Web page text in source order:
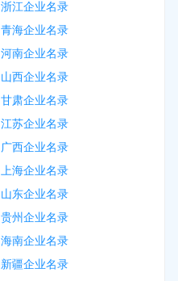
浙江企业名录
青海企业名录
河南企业名录
山西企业名录
甘肃企业名录
江苏企业名录
广西企业名录
上海企业名录
山东企业名录
贵州企业名录
海南企业名录
新疆企业名录